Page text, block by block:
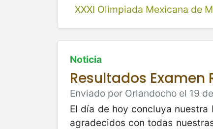
XXXI Olimpiada Mexicana de
Noticia
Resultados Examen
Enviado por Orlandocho el 19
El día de hoy concluya nuestra
agradecidos con todas